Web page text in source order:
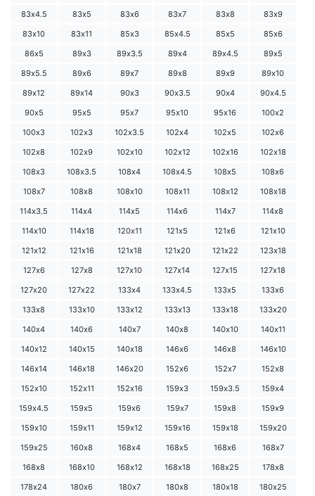
83х4.5
83х5 83х6 83х7 83х8
83х9
83х10
83х11 85х3 85х4.5 85х5
85х6
86х5
89х3 89х3.5 89х4 89х4.5
89х5
89х5.5
89х6 89х7 89х8 89х9
89х10
89х12
89х14 90х3 90х3.5 90х4
90х4.5
90х5
95х5 95х7 95х10 95х16
100х2
100х3
102х3 102х3.5 102х4 102х5
102х6
102х8
102х9 102х10 102х12 102х16
102х18
108х3
108х3.5 108х4 108х4.5 108х5
108х6
108х7
108х8 108х10 108х11 108х12
108х18
114х3.5
114х4 114х5 114х6 114х7
114х8
114х10
114х18 120х11 121х5 121х6
121х10
121х12
121х16 121х18 121х20 121х22
123х18
127х6
127х8 127х10 127х14 127х15
127х18
127х20
127х22 133х4 133х4.5 133х5
133х6
133х8
133х10 133х12 133х13 133х18
133х20
140х4
140х6 140х7 140х8 140х10
140х11
140х12
140х15 140х18 146х6 146х8
146х10
146х14
146х18 146х20 152х6 152х7
152х8
152х10
152х11 152х16 159х3 159х3.5
159х4
159х4.5
159х5 159х6 159х7 159х8
159х9
159х10
159х11 159х12 159х16 159х18
159х20
159х25
160х8 168х4 168х5 168х6
168х7
168х8
168х10 168х12 168х18 168х25
178х8
178х24
180х6 180х7 180х8 180х18
180х25